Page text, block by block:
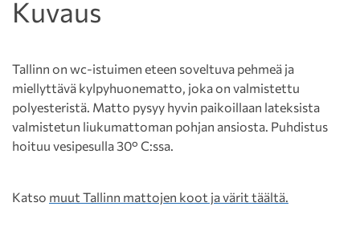
Kuvaus
Tallinn on wc-istuimen eteen soveltuva pehmeä ja
miellyttävä kylpyhuonematto, joka on valmistettu
polyesteristä. Matto pysyy hyvin paikoillaan lateksista
valmistetun liukumattoman pohjan ansiosta. Puhdistus
hoituu vesipesulla 30° C:ssa.
Katso muut Tallinn mattojen koot ja värit täältä.